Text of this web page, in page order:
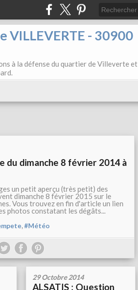
VILLEVERTE - 30900
à la défense du quartier de Villeverte et
du dimanche 8 février 2014 à
un petit aperçu (très petit) des
dimanche 8 février 2015 sur le
Vous trouvez en fin d'article un lien
photos constatant les dégâts...
,#Météo
29 Octobre 2014
ALSATIS : Question